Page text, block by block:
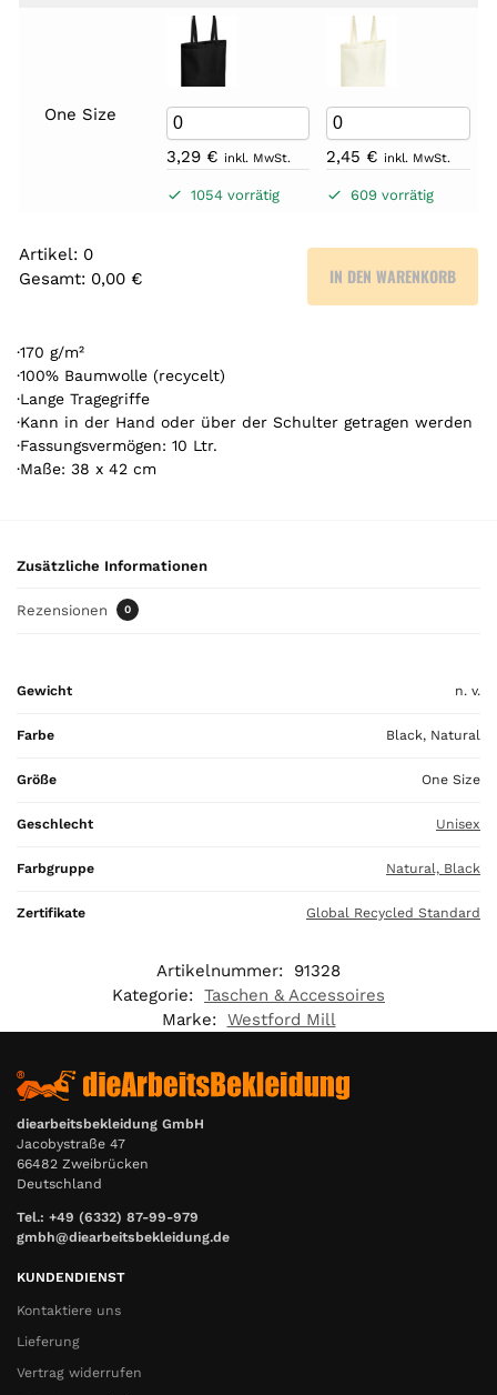
One Size
3,29 € inkl. MwSt.
1054 vorrätig
2,45 € inkl. MwSt.
609 vorrätig
Artikel: 0
Gesamt: 0,00 €
r
t
i
k
e
l
u
t
a
i
,
0
€
IN DEN WARENKORB
·170 g/m²
·100% Baumwolle (recycelt)
·Lange Tragegriffe
·Kann in der Hand oder über der Schulter getragen werden
·Fassungsvermögen: 10 Ltr.
·Maße: 38 x 42 cm
Zusätzliche Informationen
Rezensionen 0
Gewicht n. v.
Farbe Black, Natural
Größe One Size
Geschlecht Unisex
Farbgruppe Natural, Black
Zertifikate Global Recycled Standard
Artikelnummer:
91328
Kategorie: Taschen & Accessoires
Marke: Westford Mill
diearbeitsbekleidung GmbH
Jacobystraße 47
66482 Zweibrücken
Deutschland
Tel.: +49 (6332) 87-99-979
gmbh@diearbeitsbekleidung.de
KUNDENDIENST
Kontaktiere uns
Lieferung
Vertrag widerrufen